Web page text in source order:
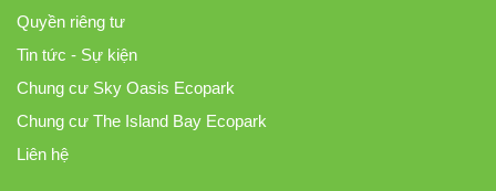
Quyền riêng tư
Tin tức - Sự kiện
Chung cư Sky Oasis Ecopark
Chung cư The Island Bay Ecopark
Liên hệ